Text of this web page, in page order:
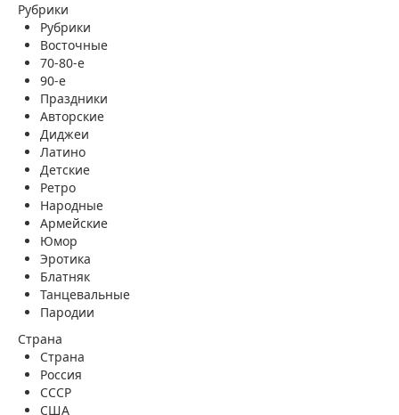
Рубрики
Рубрики
Восточные
70-80-е
90-е
Праздники
Авторские
Диджеи
Латино
Детские
Ретро
Народные
Армейские
Юмор
Эротика
Блатняк
Танцевальные
Пародии
Страна
Страна
Россия
СССР
США